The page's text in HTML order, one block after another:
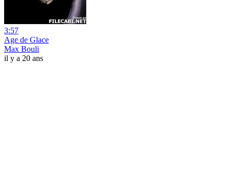
3:57
Age de Glace
Max Bouli
il y a 20 ans